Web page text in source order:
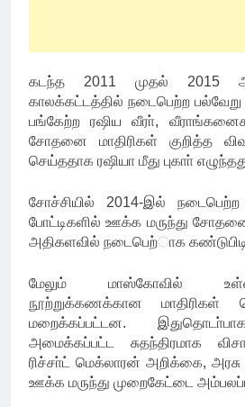
கடந்த 2011 முதல் 2015
காலக்கட்டத்தில் நடைபெற்ற பல்வேறு
பங்கேற்ற ரஷிய வீரா்,
சோதனை மாதிரிகள் குறித்த
செய்ததாக ரஷியா மீது புகாா்
சோச்சியில் 2014-இல் நடைபெற்ற
போட்டிகளில் ஊக்க மருந்து
அதிகளவில் நடைபெற்ாக
மேலும் மாஸ்கோவில்
நூற்றுக்கணக்கான மாதிரிகள்
மறைக்கப்பட்டன. இதுதொடா்பாக
அமைக்கப்பட்ட சுதந்திரமாக
ரிச்சா்ட் மெக்லாரன் அறிக்கை,
ஊக்க மருந்து முறைகேட்டை